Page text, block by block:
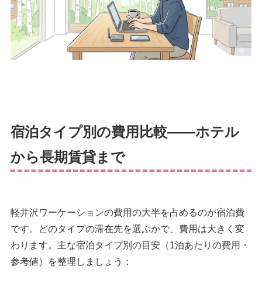
宿泊タイプ別の費用比較——ホテル
から長期賃貸まで
軽井沢ワーケーションの費用の大半を占めるのが宿泊費
です。どのタイプの滞在先を選ぶかで、費用は大きく変
わります。主な宿泊タイプ別の目安（1泊あたりの費用・
参考値）を整理しましょう：